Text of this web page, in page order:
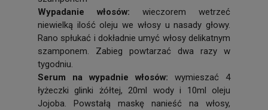
Wypadanie włosów:wieczorem wetrzeć
niewielką ilość oleju we włosy u nasady głowy.
Rano spłukać i dokładnie umyć włosy delikatnym
szamponem. Zabieg powtarzać dwa razy w
tygodniu.
Serum na wypadnie włosów:wymieszać 4
łyżeczki glinki żółtej, 20ml wody i 10ml oleju
Jojoba. Powstałą maskę nanieść na włosy,